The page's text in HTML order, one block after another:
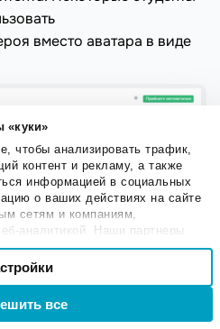
«куки»
чтобы анализировать трафик,
контент и рекламу, а также
информацией в социальных
о ваших действиях на сайте
сетям и компаниям,
аналитикой. Наши партнеры
с предоставленной вами
которые они получили при
все
вместо аватара в виде
отзывы